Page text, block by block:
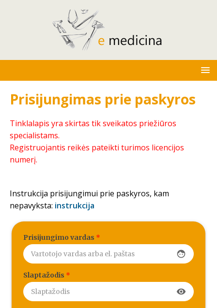
Prisijungimas prie paskyros
Tinklalapis yra skirtas tik sveikatos priežiūros
specialistams.
Registruojantis reikės pateikti turimos licencijos
numerį.
Instrukcija prisijungimui prie paskyros, kam
nepavyksta: instrukcija
Prisijungimo vardas *
face
Slaptažodis *
visibility